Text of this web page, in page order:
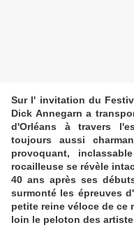
Sur l' invitation du
Dick Annegarn a
d'Orléans à travers
toujours aussi
provoquant,
rocailleuse se révèle
40 ans après ses
surmonté les épreuves
petite reine véloce de ce
loin le peloton des